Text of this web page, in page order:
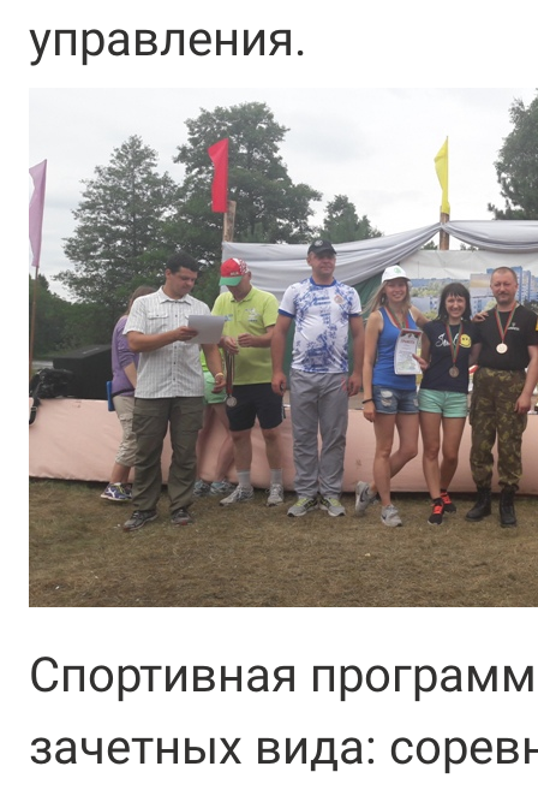
управления.
Спортивная
зачетных вида: